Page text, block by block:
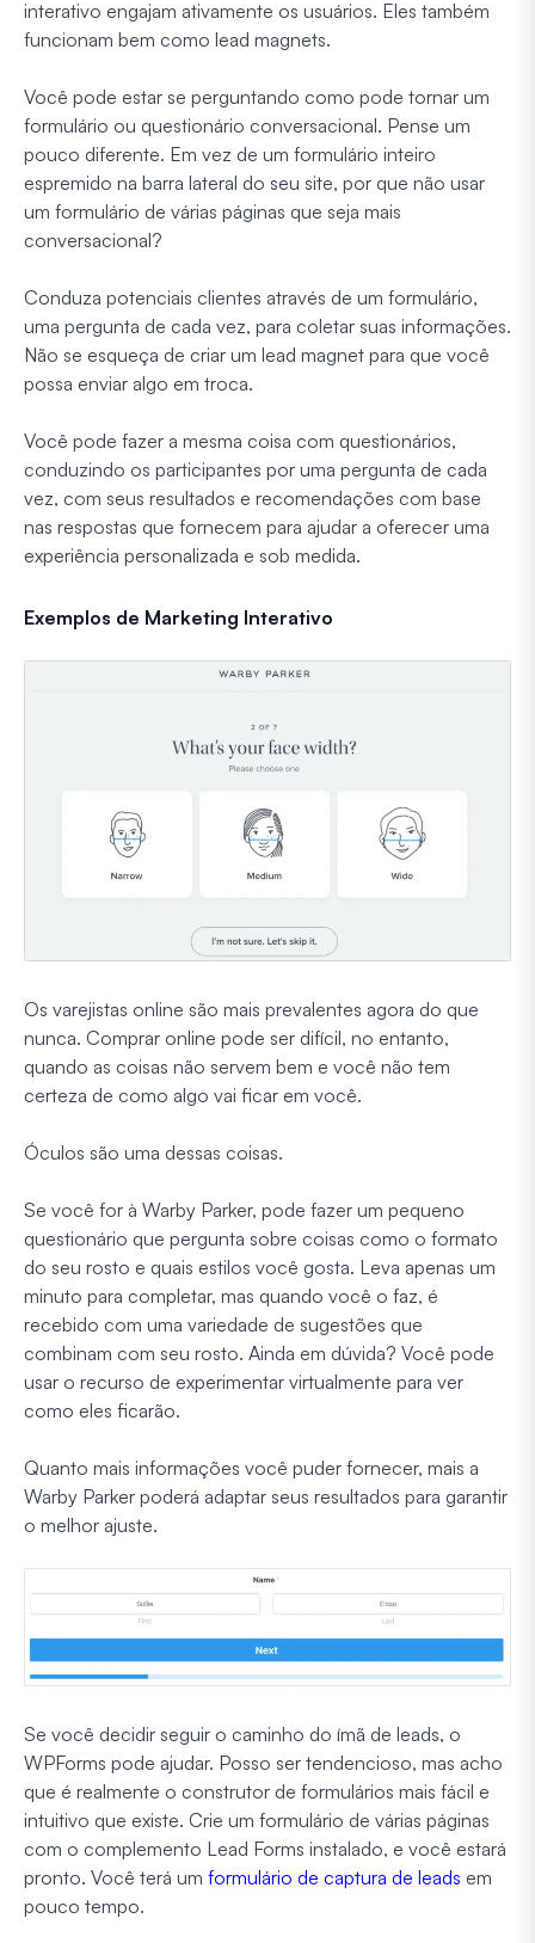
interativo engajam ativamente os usuários. Eles também
funcionam bem como lead magnets.
Você pode estar se perguntando como pode tornar um
formulário ou questionário conversacional. Pense um
pouco diferente. Em vez de um formulário inteiro
espremido na barra lateral do seu site, por que não usar
um formulário de várias páginas que seja mais
conversacional?
Conduza potenciais clientes através de um formulário,
uma pergunta de cada vez, para coletar suas informações.
Não se esqueça de criar um lead magnet para que você
possa enviar algo em troca.
Você pode fazer a mesma coisa com questionários,
conduzindo os participantes por uma pergunta de cada
vez, com seus resultados e recomendações com base
nas respostas que fornecem para ajudar a oferecer uma
experiência personalizada e sob medida.
Exemplos de Marketing Interativo
Os varejistas online são mais prevalentes agora do que
nunca. Comprar online pode ser difícil, no entanto,
quando as coisas não servem bem e você não tem
certeza de como algo vai ficar em você.
Óculos são uma dessas coisas.
Se você for à Warby Parker, pode fazer um pequeno
questionário que pergunta sobre coisas como o formato
do seu rosto e quais estilos você gosta. Leva apenas um
minuto para completar, mas quando você o faz, é
recebido com uma variedade de sugestões que
combinam com seu rosto. Ainda em dúvida? Você pode
usar o recurso de experimentar virtualmente para ver
como eles ficarão.
Quanto mais informações você puder fornecer, mais a
Warby Parker poderá adaptar seus resultados para garantir
o melhor ajuste.
Se você decidir seguir o caminho do ímã de leads, o
WPForms pode ajudar. Posso ser tendencioso, mas acho
que é realmente o construtor de formulários mais fácil e
intuitivo que existe. Crie um formulário de várias páginas
com o complemento Lead Forms instalado, e você estará
pronto. Você terá um formulário de captura de leads em
pouco tempo.